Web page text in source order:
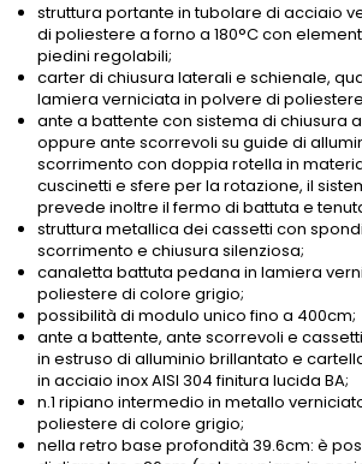
struttura portante in tubolare di acciaio
di poliestere a forno a 180°C con
piedini regolabili;
carter di chiusura laterali e schienale,
lamiera verniciata in polvere di
ante a battente con sistema di chiusura
oppure ante scorrevoli su guide di
scorrimento con doppia rotella in
cuscinetti e sfere per la rotazione, il
prevede inoltre il fermo di battuta e
struttura metallica dei cassetti con
scorrimento e chiusura silenziosa;
canaletta battuta pedana in lamiera
poliestere di colore grigio;
possibilità di modulo unico fino a 400cm;
ante a battente, ante scorrevoli e
in estruso di alluminio brillantato e
in acciaio inox AISI 304 finitura lucida BA;
n.1 ripiano intermedio in metallo
poliestere di colore grigio;
nella retro base profondità 39.6cm: è